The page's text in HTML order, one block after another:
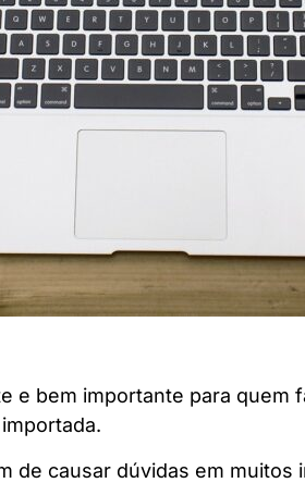
e bem importante para
de causar dúvidas em